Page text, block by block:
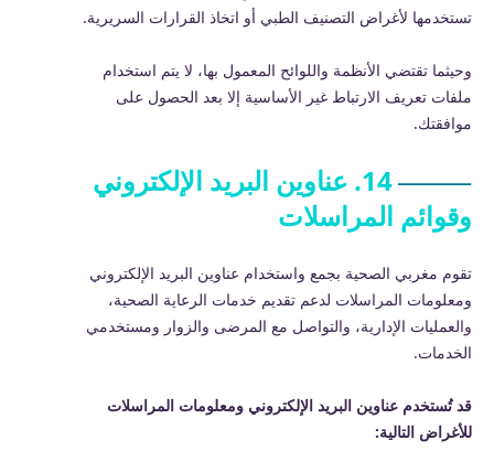
تستخدمها لأغراض التصنيف الطبي أو اتخاذ القرارات السريرية.
وحيثما تقتضي الأنظمة واللوائح المعمول بها، لا يتم استخدام
ملفات تعريف الارتباط غير الأساسية إلا بعد الحصول على
موافقتك.
14. عناوين البريد الإلكتروني
وقوائم المراسلات
تقوم مغربي الصحية بجمع واستخدام عناوين البريد الإلكتروني
ومعلومات المراسلات لدعم تقديم خدمات الرعاية الصحية،
والعمليات الإدارية، والتواصل مع المرضى والزوار ومستخدمي
الخدمات.
قد تُستخدم عناوين البريد الإلكتروني ومعلومات المراسلات
للأغراض التالية: